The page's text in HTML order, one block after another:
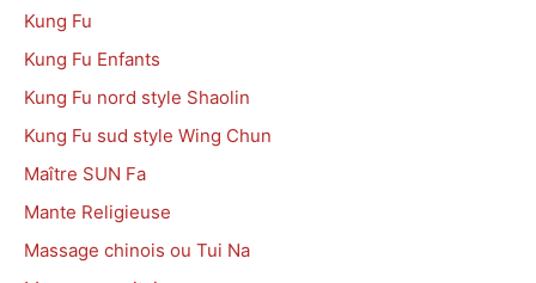
Kung Fu
Kung Fu Enfants
Kung Fu nord style Shaolin
Kung Fu sud style Wing Chun
Maître SUN Fa
Mante Religieuse
Massage chinois ou Tui Na